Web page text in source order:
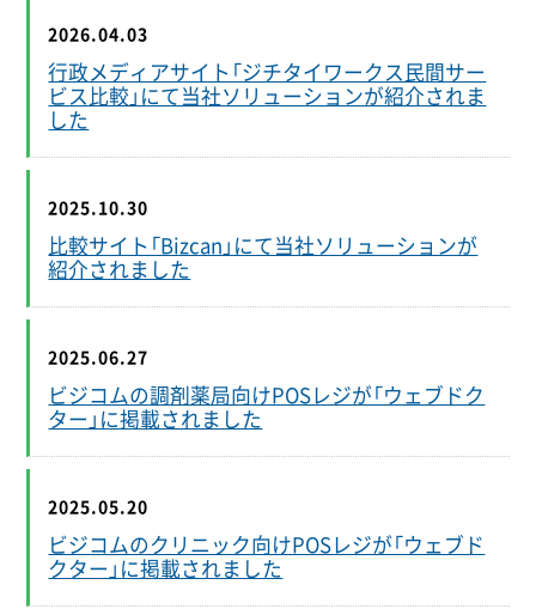
2026.04.03
行政メディアサイト「ジチタイワークス民間サー
ビス比較」にて当社ソリューションが紹介されま
した
2025.10.30
比較サイト「Bizcan」にて当社ソリューションが
紹介されました
2025.06.27
ビジコムの調剤薬局向けPOSレジが「ウェブドク
ター」に掲載されました
2025.05.20
ビジコムのクリニック向けPOSレジが「ウェブド
クター」に掲載されました